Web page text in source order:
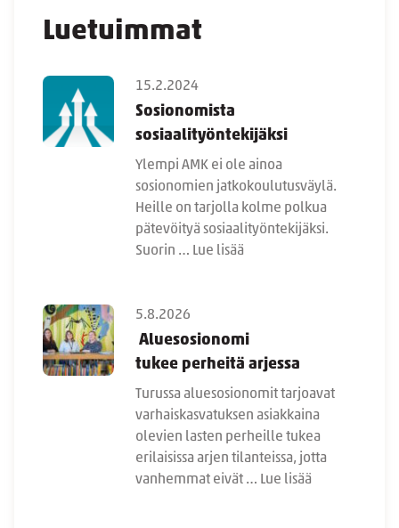
Luetuimmat
15.2.2024
Sosionomista
sosiaalityöntekijäksi
Ylempi AMK ei ole ainoa
sosionomien jatkokoulutusväylä.
Heille on tarjolla kolme polkua
pätevöityä sosiaalityöntekijäksi.
Suorin … Lue lisää
5.8.2026
Aluesosionomi
tukee perheitä arjessa
Turussa aluesosionomit tarjoavat
varhaiskasvatuksen asiakkaina
olevien lasten perheille tukea
erilaisissa arjen tilanteissa, jotta
vanhemmat eivät … Lue lisää